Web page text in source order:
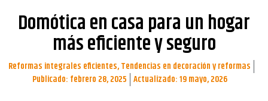
Domótica en casa para un hogar
más eficiente y seguro
Reformas integrales eficientes,Tendencias en decoración y reformas
Publicado: febrero 28, 2025 Actualizado: 19 mayo, 2026